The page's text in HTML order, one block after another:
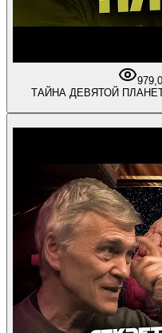
ТАЙНА ДЕВЯТОЙ